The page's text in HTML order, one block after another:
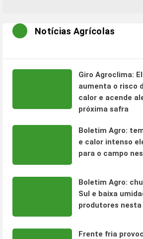
Notícias Agrícolas
Giro Agroclima:
aumenta o risco
calor e acende
próxima safra
Boletim Agro:
e calor intenso
para o campo
Boletim Agro:
Sul e baixa
produtores nesta
Frente fria